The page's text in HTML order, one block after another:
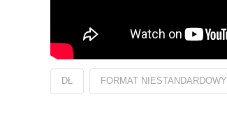
DŁ FORMAT NIESTANDARDOWY